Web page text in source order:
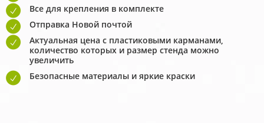
Все для крепления в комплекте
Отправка Новой почтой
Актуальная цена с пластиковыми карманами,
количество которых и размер стенда можно
увеличить
Безопасные материалы и яркие краски